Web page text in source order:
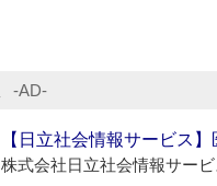
‐AD‐
【日立社会情報サービス
株式会社日立社会情報サービ